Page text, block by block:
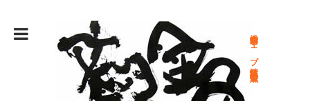
総合文学ウェブ情報誌 文学金魚